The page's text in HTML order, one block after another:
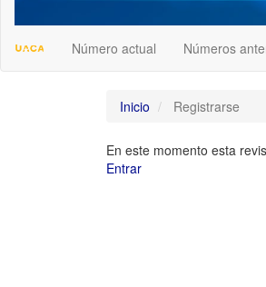
Número actual Números
Inicio Registrarse
En este momento esta
Entrar